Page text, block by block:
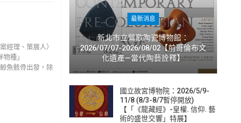
經理、策展人）
種」
魚骸骨出發，除
最新消息
新北市立鶯歌陶瓷博物館：
2026/07/07-2026/08/02【前哥倫布文
化遺產—當代陶藝詮釋】
國立故宮博物院：2026/5/9-
11/8 (8/3-8/7暫停開放)
【「《龍藏經》-皇權. 信仰. 藝
術的盛世交響」特展】